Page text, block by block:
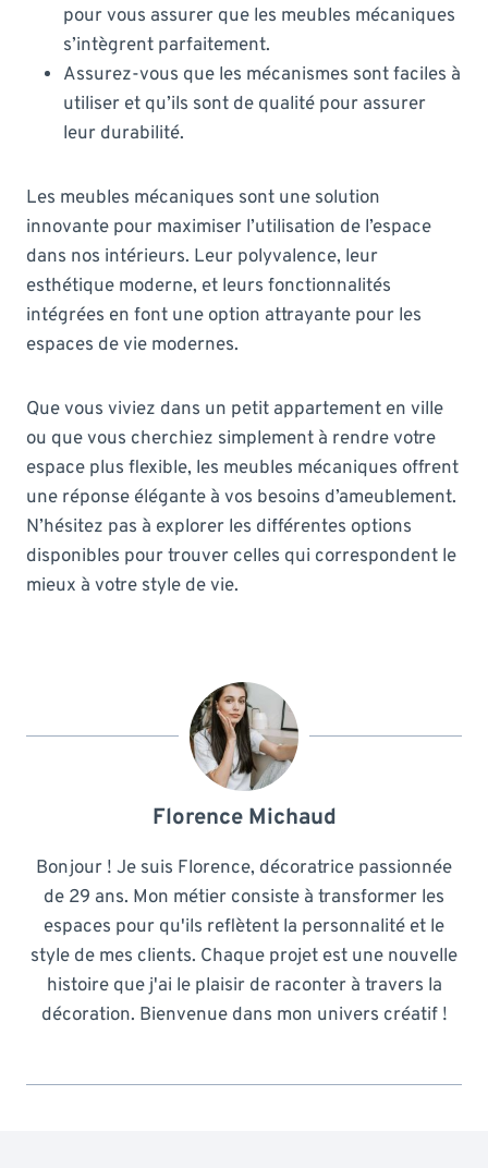
pour vous assurer que les meubles mécaniques
s’intègrent parfaitement.
Assurez-vous que les mécanismes sont faciles à
utiliser et qu’ils sont de qualité pour assurer
leur durabilité.
Les meubles mécaniques sont une solution
innovante pour maximiser l’utilisation de l’espace
dans nos intérieurs. Leur polyvalence, leur
esthétique moderne, et leurs fonctionnalités
intégrées en font une option attrayante pour les
espaces de vie modernes.
Que vous viviez dans un petit appartement en ville
ou que vous cherchiez simplement à rendre votre
espace plus flexible, les meubles mécaniques offrent
une réponse élégante à vos besoins d’ameublement.
N’hésitez pas à explorer les différentes options
disponibles pour trouver celles qui correspondent le
mieux à votre style de vie.
Florence Michaud
Bonjour ! Je suis Florence, décoratrice passionnée
de 29 ans. Mon métier consiste à transformer les
espaces pour qu'ils reflètent la personnalité et le
style de mes clients. Chaque projet est une nouvelle
histoire que j'ai le plaisir de raconter à travers la
décoration. Bienvenue dans mon univers créatif !